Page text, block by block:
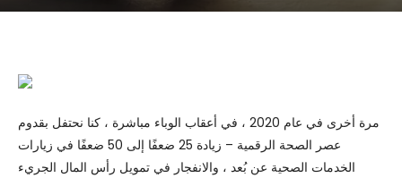
مرة أخرى في عام 2020 ، في أعقاب الوباء مباشرة ، كنا نحتفل بقدوم
عصر الصحة الرقمية – زيادة 25 ضعفًا إلى 50 ضعفًا في زيارات
الخدمات الصحية عن بُعد ، والانفجار في تمويل رأس المال الجريء